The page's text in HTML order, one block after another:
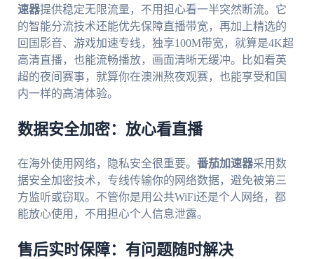
速器提供稳定无限流量，不用担心看一半突然断流。它
的智能分流技术还能优先保障直播带宽，再加上精选的
回国影音、游戏加速专线，独享100M带宽，就算是4K超
高清直播，也能流畅播放，画面清晰无缓冲。比如看英
超的夜间赛事，就算你在澳洲熬夜观赛，也能享受和国
内一样的高清体验。
数据安全加密：放心看直播
在海外使用网络，隐私安全很重要。 番茄加速器采用数
据安全加密技术，专线传输你的网络数据，避免被第三
方监听或窃取。不管你是用公共WiFi还是个人网络，都
能放心使用，不用担心个人信息泄露。
售后实时保障：有问题随时解决